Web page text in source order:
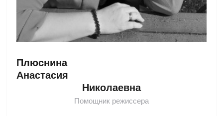
Плюснина
Анастасия
Николаевна
Помощник режиссера